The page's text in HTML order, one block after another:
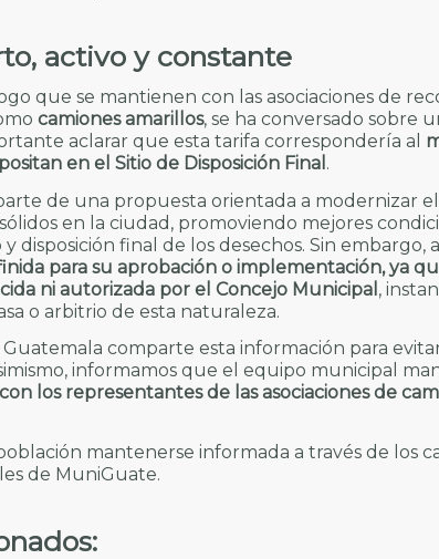
activo y constante
que se mantienen con las asociaciones de
camiones amarillos, se ha conversado sobre
aclarar que esta tarifa correspondería al
en el Sitio de Disposición Final .
de una propuesta orientada a modernizar
en la ciudad, promoviendo mejores
disposición final de los desechos. Sin embargo,
para su aprobación o implementación, ya
ni autorizada por el Concejo Municipal ,
o arbitrio de esta naturaleza.
comparte esta información para
informamos que el equipo municipal
los representantes de las asociaciones de
mantenerse informada a través de los
de MuniGuate.